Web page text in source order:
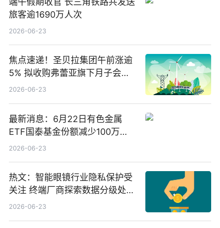
旅客逾1690万人次
2026-06-23
焦点速递！圣贝拉集团午前涨逾
5% 拟收购弗蕾亚旗下月子会所
业务少数股权
2026-06-23
最新消息：6月22日有色金属
ETF国泰基金份额减少100万
份，重仓股紫金矿业、洛阳钼
2026-06-23
热文：智能眼镜行业隐私保护受
关注 终端厂商探索数据分级处理
等方案
2026-06-23